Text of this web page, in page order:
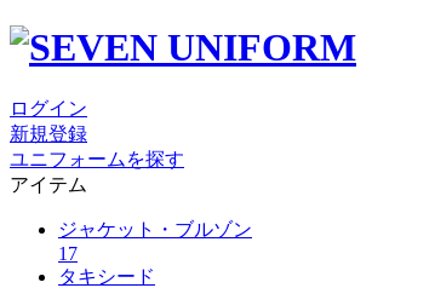
ログイン
新規登録
ユニフォームを探す
アイテム
ジャケット・ブルゾン
17
タキシード